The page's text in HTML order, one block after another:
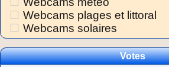
Webcams plages et littoral
Webcams solaires
Votes